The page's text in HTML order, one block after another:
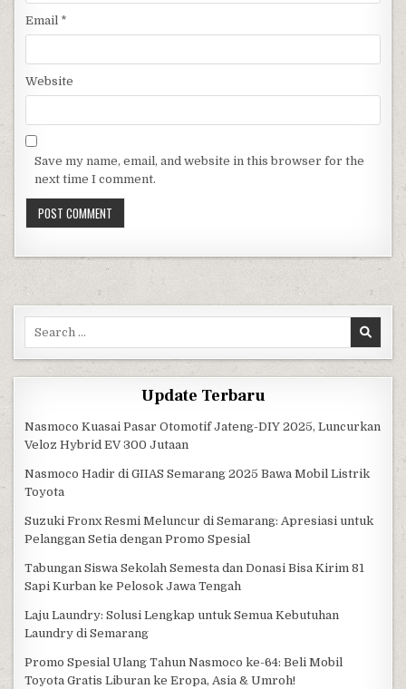
Email *
Website
Save my name, email, and website in this browser for the
next time I comment.
Update Terbaru
Nasmoco Kuasai Pasar Otomotif Jateng-DIY 2025, Luncurkan
Veloz Hybrid EV 300 Jutaan
Nasmoco Hadir di GIIAS Semarang 2025 Bawa Mobil Listrik
Toyota
Suzuki Fronx Resmi Meluncur di Semarang: Apresiasi untuk
Pelanggan Setia dengan Promo Spesial
Tabungan Siswa Sekolah Semesta dan Donasi Bisa Kirim 81
Sapi Kurban ke Pelosok Jawa Tengah
Laju Laundry: Solusi Lengkap untuk Semua Kebutuhan
Laundry di Semarang
Promo Spesial Ulang Tahun Nasmoco ke-64: Beli Mobil
Toyota Gratis Liburan ke Eropa, Asia & Umroh!